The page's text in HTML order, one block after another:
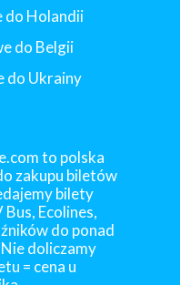
to polska
zakupu biletów
bilety
Ecolines,
do ponad
doliczamy
= cena u
do Holandii
do Belgii
do Ukrainy